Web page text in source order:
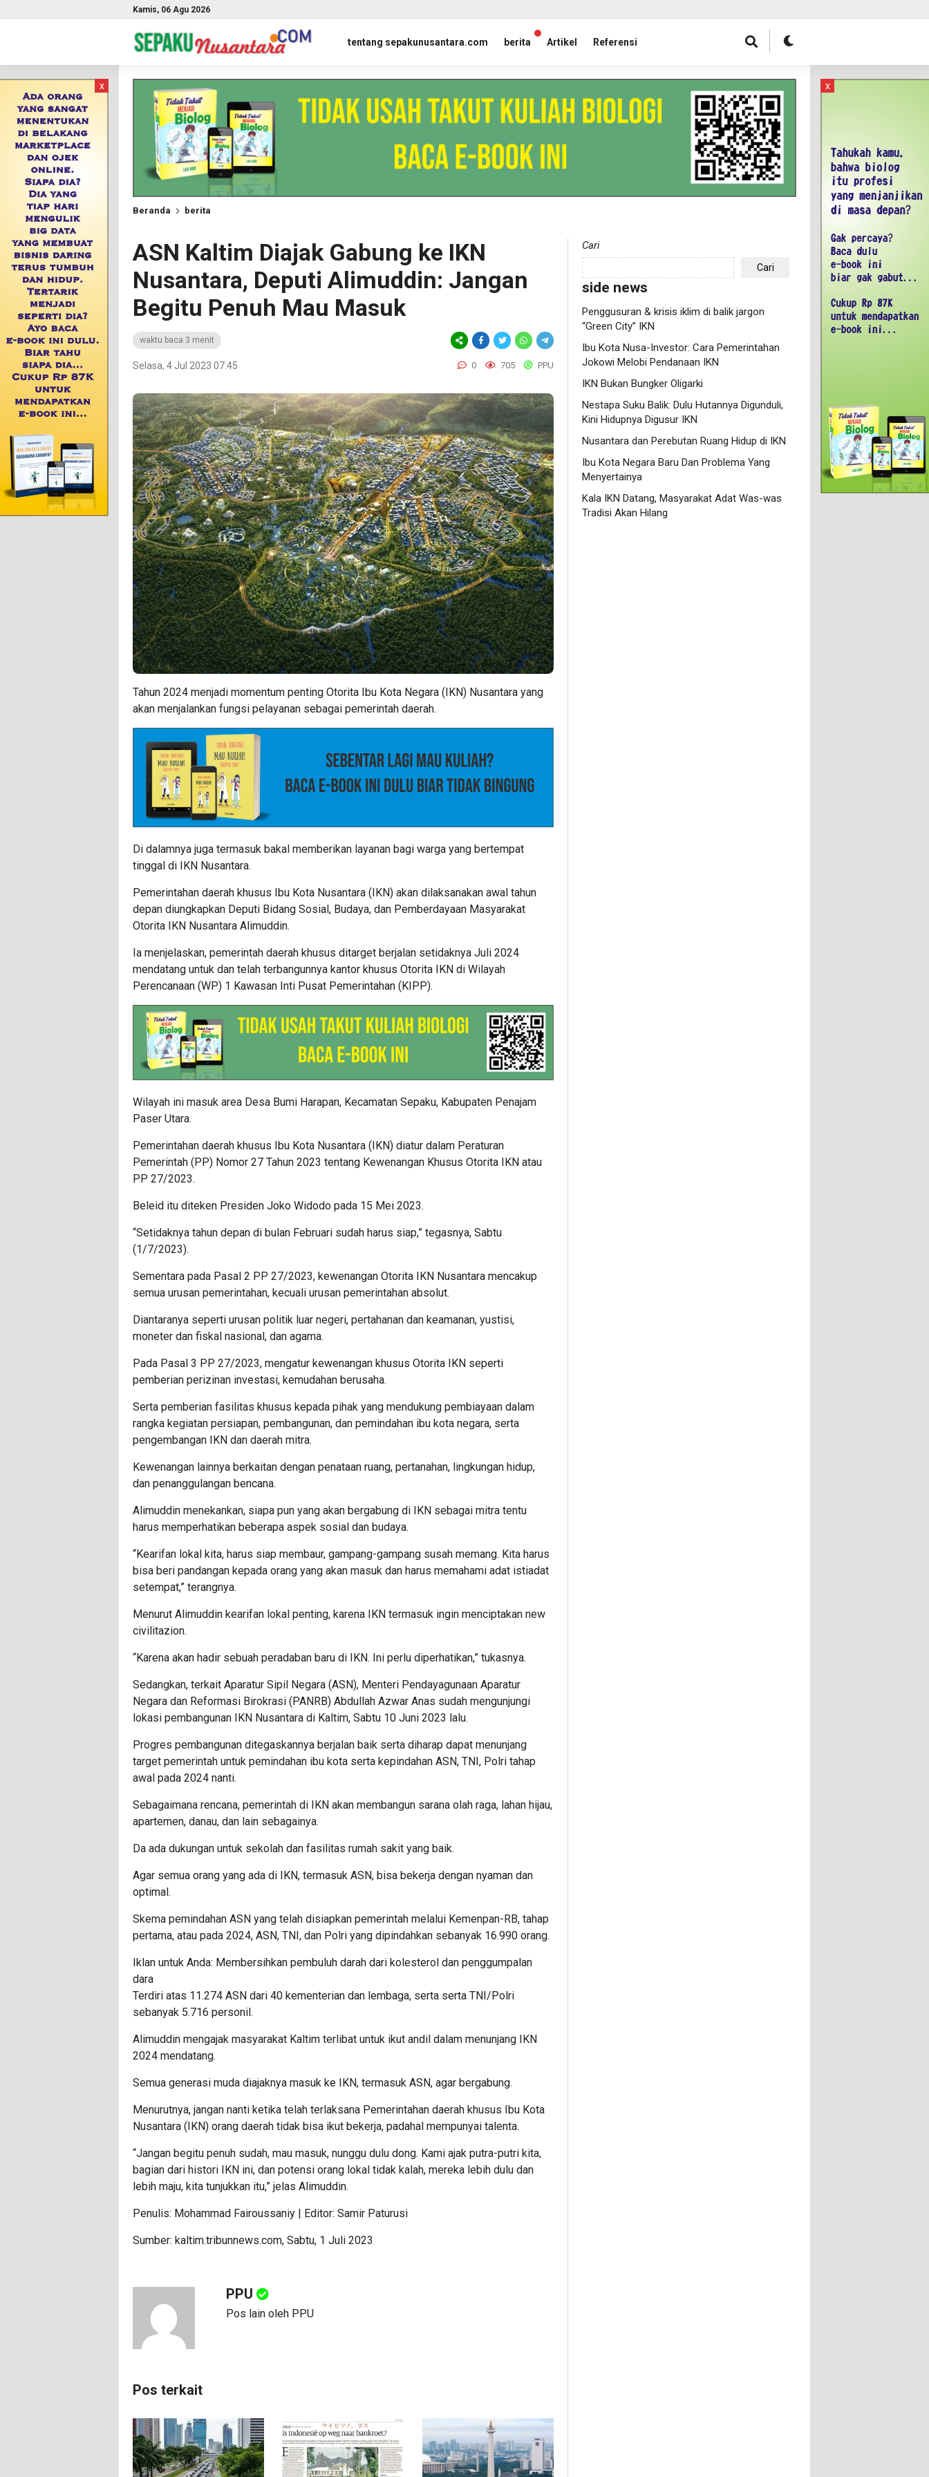
Kamis, 06 Agu 2026
tentang sepakunusantara.com berita Artikel Referensi
x
Beranda berita
ASN Kaltim Diajak Gabung ke IKN
Nusantara, Deputi Alimuddin: Jangan
Begitu Penuh Mau Masuk
waktu baca 3 menit
Selasa, 4 Jul 2023 07:45 0 705 PPU
Tahun 2024 menjadi momentum penting Otorita Ibu Kota Negara (IKN) Nusantara yang
akan menjalankan fungsi pelayanan sebagai pemerintah daerah.
Di dalamnya juga termasuk bakal memberikan layanan bagi warga yang bertempat
tinggal di IKN Nusantara.
Pemerintahan daerah khusus Ibu Kota Nusantara (IKN) akan dilaksanakan awal tahun
depan diungkapkan Deputi Bidang Sosial, Budaya, dan Pemberdayaan Masyarakat
Otorita IKN Nusantara Alimuddin.
Ia menjelaskan, pemerintah daerah khusus ditarget berjalan setidaknya Juli 2024
mendatang untuk dan telah terbangunnya kantor khusus Otorita IKN di Wilayah
Perencanaan (WP) 1 Kawasan Inti Pusat Pemerintahan (KIPP).
Wilayah ini masuk area Desa Bumi Harapan, Kecamatan Sepaku, Kabupaten Penajam
Paser Utara.
Pemerintahan daerah khusus Ibu Kota Nusantara (IKN) diatur dalam Peraturan
Pemerintah (PP) Nomor 27 Tahun 2023 tentang Kewenangan Khusus Otorita IKN atau
PP 27/2023.
Beleid itu diteken Presiden Joko Widodo pada 15 Mei 2023.
“Setidaknya tahun depan di bulan Februari sudah harus siap,” tegasnya, Sabtu
(1/7/2023).
Sementara pada Pasal 2 PP 27/2023, kewenangan Otorita IKN Nusantara mencakup
semua urusan pemerintahan, kecuali urusan pemerintahan absolut.
Diantaranya seperti urusan politik luar negeri, pertahanan dan keamanan, yustisi,
moneter dan fiskal nasional, dan agama.
Pada Pasal 3 PP 27/2023, mengatur kewenangan khusus Otorita IKN seperti
pemberian perizinan investasi, kemudahan berusaha.
Serta pemberian fasilitas khusus kepada pihak yang mendukung pembiayaan dalam
rangka kegiatan persiapan, pembangunan, dan pemindahan ibu kota negara, serta
pengembangan IKN dan daerah mitra.
Kewenangan lainnya berkaitan dengan penataan ruang, pertanahan, lingkungan hidup,
dan penanggulangan bencana.
Alimuddin menekankan, siapa pun yang akan bergabung di IKN sebagai mitra tentu
harus memperhatikan beberapa aspek sosial dan budaya.
“Kearifan lokal kita, harus siap membaur, gampang-gampang susah memang. Kita harus
bisa beri pandangan kepada orang yang akan masuk dan harus memahami adat istiadat
setempat,” terangnya.
Menurut Alimuddin kearifan lokal penting, karena IKN termasuk ingin menciptakan new
civilitazion.
“Karena akan hadir sebuah peradaban baru di IKN. Ini perlu diperhatikan,” tukasnya.
Sedangkan, terkait Aparatur Sipil Negara (ASN), Menteri Pendayagunaan Aparatur
Negara dan Reformasi Birokrasi (PANRB) Abdullah Azwar Anas sudah mengunjungi
lokasi pembangunan IKN Nusantara di Kaltim, Sabtu 10 Juni 2023 lalu.
Progres pembangunan ditegaskannya berjalan baik serta diharap dapat menunjang
target pemerintah untuk pemindahan ibu kota serta kepindahan ASN, TNI, Polri tahap
awal pada 2024 nanti.
Sebagaimana rencana, pemerintah di IKN akan membangun sarana olah raga, lahan hijau,
apartemen, danau, dan lain sebagainya.
Da ada dukungan untuk sekolah dan fasilitas rumah sakit yang baik.
Agar semua orang yang ada di IKN, termasuk ASN, bisa bekerja dengan nyaman dan
optimal.
Skema pemindahan ASN yang telah disiapkan pemerintah melalui Kemenpan-RB, tahap
pertama, atau pada 2024, ASN, TNI, dan Polri yang dipindahkan sebanyak 16.990 orang.
Iklan untuk Anda: Membersihkan pembuluh darah dari kolesterol dan penggumpalan
dara
Terdiri atas 11.274 ASN dari 40 kementerian dan lembaga, serta serta TNI/Polri
sebanyak 5.716 personil.
Alimuddin mengajak masyarakat Kaltim terlibat untuk ikut andil dalam menunjang IKN
2024 mendatang.
Semua generasi muda diajaknya masuk ke IKN, termasuk ASN, agar bergabung.
Menurutnya, jangan nanti ketika telah terlaksana Pemerintahan daerah khusus Ibu Kota
Nusantara (IKN) orang daerah tidak bisa ikut bekerja, padahal mempunyai talenta.
“Jangan begitu penuh sudah, mau masuk, nunggu dulu dong. Kami ajak putra-putri kita,
bagian dari histori IKN ini, dan potensi orang lokal tidak kalah, mereka lebih dulu dan
lebih maju, kita tunjukkan itu,” jelas Alimuddin.
Penulis: Mohammad Fairoussaniy | Editor: Samir Paturusi
Sumber: kaltim.tribunnews.com, Sabtu, 1 Juli 2023
PPU
Pos lain oleh PPU
Pos terkait
Cari
Cari
side news
Penggusuran & krisis iklim di balik jargon
“Green City” IKN
Ibu Kota Nusa-Investor: Cara Pemerintahan
Jokowi Melobi Pendanaan IKN
IKN Bukan Bungker Oligarki
Nestapa Suku Balik: Dulu Hutannya Digunduli,
Kini Hidupnya Digusur IKN
Nusantara dan Perebutan Ruang Hidup di IKN
Ibu Kota Negara Baru Dan Problema Yang
Menyertainya
Kala IKN Datang, Masyarakat Adat Was-was
Tradisi Akan Hilang
x